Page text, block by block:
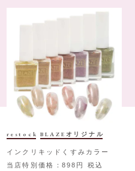
restock BLAZEオリジナル
インクリキッドくすみカラー
当店特別価格
898 税込